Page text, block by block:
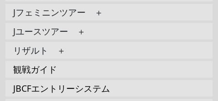
Jフェミニンツアー ＋
Jユースツアー ＋
リザルト ＋
観戦ガイド
JBCFエントリーシステム